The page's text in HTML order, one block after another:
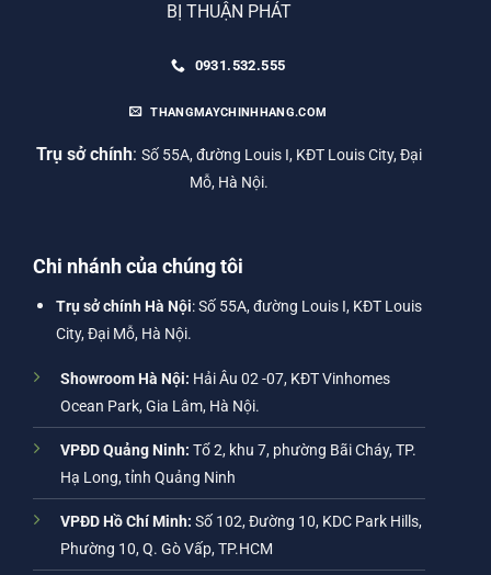
BỊ THUẬN PHÁT
0931.532.555
THANGMAYCHINHHANG.COM
Trụ sở chính: Số 55A, đường Louis I, KĐT Louis City, Đại
Mỗ, Hà Nội.
Chi nhánh của chúng tôi
Trụ sở chính Hà Nội: Số 55A, đường Louis I, KĐT Louis
City, Đại Mỗ, Hà Nội.
Showroom Hà Nội: Hải Âu 02 -07, KĐT Vinhomes
Ocean Park, Gia Lâm, Hà Nội.
VPĐD Quảng Ninh: Tổ 2, khu 7, phường Bãi Cháy, TP.
Hạ Long, tỉnh Quảng Ninh
VPĐD Hồ Chí Minh: Số 102, Đường 10, KDC Park Hills,
Phường 10, Q. Gò Vấp, TP.HCM